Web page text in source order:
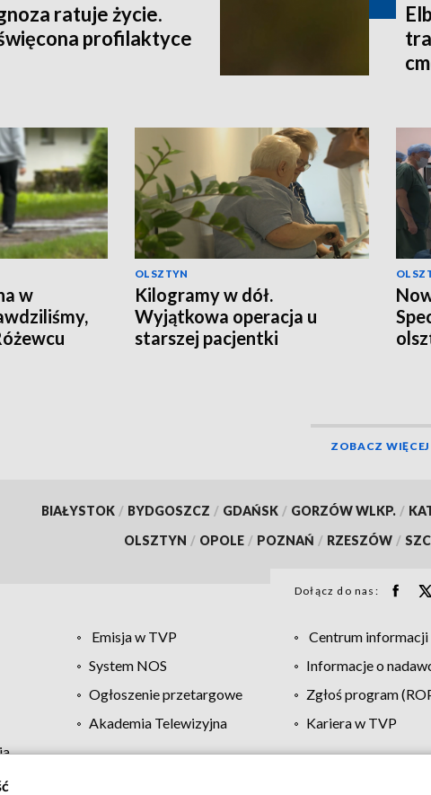
ratuje życie.
profilaktyce
w
OLSZTYN
Kilogramy w dół.
Wyjątkowa operacja u
starszej pacjentki
ZOBACZ WIĘCEJ
BIAŁYSTOK / BYDGOSZCZ / GDAŃSK / GORZÓW WLKP. /
OLSZTYN / OPOLE / POZNAŃ / RZESZÓW /
Dołącz do nas:
Emisja w TVP Centrum informacji
System NOS Informacje o
Ogłoszenie przetargowe Zgłoś program
Akademia Telewizyjna Kariera w TVP